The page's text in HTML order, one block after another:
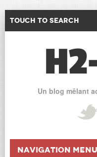
Touch to Search
Un blog mêlant
Navigation Menu